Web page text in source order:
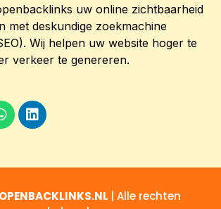
uw online zichtbaarheid
met deskundige zoekmachine
Wij helpen uw website hoger te
verkeer te genereren.
| Alle rechten